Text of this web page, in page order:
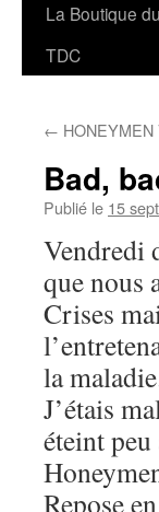
La Boutique du
TDC
←
Bad,
Publié le 15
Vendredi
que nous
Crises
la
J’étais
éteint
Repose